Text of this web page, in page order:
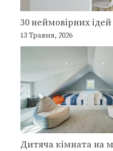
30 неймовірних
13 Травня, 2026
Дитяча кімната на